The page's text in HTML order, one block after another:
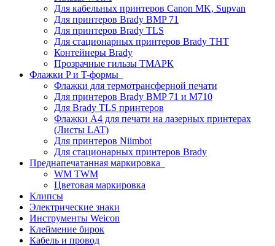
Для кабельных принтеров Canon MK, Supvan
Для принтеров Brady BMP 71
Для принтеров Brady TLS
Для стационарных принтеров Brady THT
Контейнеры Brady
Прозрачные гильзы ТМАРК
Флажки P и T-формы
Флажки для термотрансферной печати
Для принтеров Brady BMP 71 и M710
Для Brady TLS принтеров
Флажки A4 для печати на лазерных принтерах
(Листы LAT)
Для принтеров Niimbot
Для стационарных принтеров Brady
Преднапечатанная маркировка
WM TWM
Цветовая маркировка
Клипсы
Электрические знаки
Инструменты Weicon
Клеймение бирок
Кабель и провод